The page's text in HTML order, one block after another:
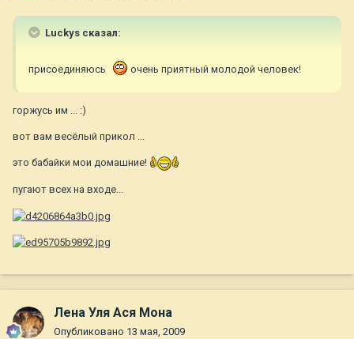
Luckys сказал:
присоединяюсь очень приятный молодой человек!
горжусь им ... :)
вот вам весёлый прикол ...
это бабайки мои домашние!
пугают всех на входе...
Лена Уля Ася Мона
Опубликовано 13 мая, 2009